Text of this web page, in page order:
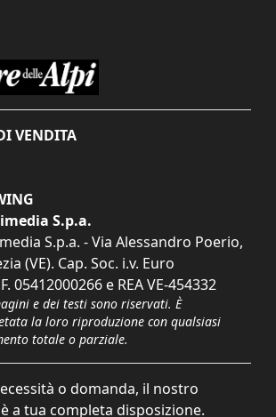
VENDITA
S.p.a.
S.p.a. - Via Alessandro Poerio,
(VE). Cap. Soc. i.v. Euro
05412000266 e REA VE-454332
e dei testi sono riservati. È
la loro riproduzione con qualsiasi
totale o parziale.
o domanda, il nostro
a tua completa disposizione.